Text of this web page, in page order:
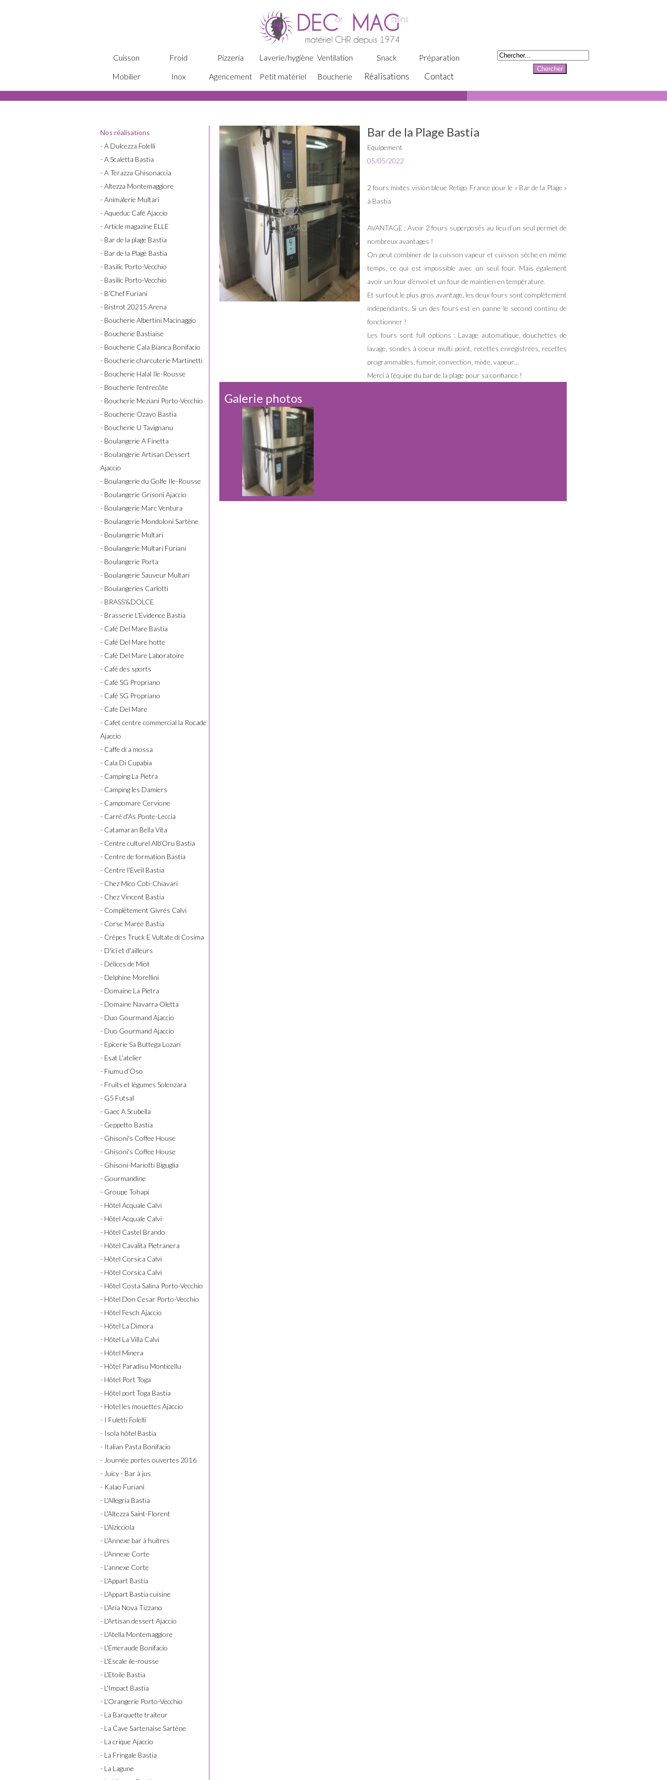
Cuisson Froid Pizzeria Laverie/hygiène Ventilation Snack
Préparation
Mobilier
Inox Agencement Petit matériel Boucherie Réalisations Contact
Nos réalisations
- A Dulcezza Folelli
- A Scaletta Bastia
- A Terazza Ghisonaccia
- Altezza Montemaggiore
- Animalerie Multari
- Aqueduc Café Ajaccio
- Article magazine ELLE
- Bar de la plage Bastia
- Bar de la Plage Bastia
- Basilic Porto-Vecchio
- Basilic Porto-Vecchio
- B’Chef Furiani
- Bistrot 20215 Arena
- Boucherie Albertini Macinaggio
- Boucherie Bastiaise
- Boucherie Cala Bianca Bonifacio
- Boucherie charcuterie Martinetti
- Boucherie Halal Ile-Rousse
- Boucherie l'entrecôte
- Boucherie Meziani Porto-Vecchio
- Boucherie Ozayo Bastia
- Boucherie U Tavignanu
- Boulangerie A Finetta
- Boulangerie Artisan Dessert
Ajaccio
- Boulangerie du Golfe Ile-Rousse
- Boulangerie Grisoni Ajaccio
- Boulangerie Marc Ventura
- Boulangerie Mondoloni Sartène
- Boulangerie Multari
- Boulangerie Multari Furiani
- Boulangerie Porta
- Boulangerie Sauveur Multari
- Boulangeries Carlotti
- BRASS'&DOLCE
- Brasserie L'Evidence Bastia
- Café Del Mare Bastia
- Café Del Mare hotte
- Café Del Mare Laboratoire
- Café des sports
- Café SG Propriano
- Café SG Propriano
- Cafe Del Mare
- Cafet centre commercial la Rocade
Ajaccio
- Caffe di a mossa
- Cala Di Cupabia
- Camping La Pietra
- Camping les Damiers
- Campomare Cervione
- Carré d'As Ponte-Leccia
- Catamaran Bella Vita
- Centre culturel Alb'Oru Bastia
- Centre de formation Bastia
- Centre l'Eveil Bastia
- Chez Mico Coti-Chiavari
- Chez Vincent Bastia
- Complètement Givrés Calvi
- Corse Marée Bastia
- Crêpes Truck E Vultate di Cosima
- D'ici et d'ailleurs
- Délices de Miot
- Delphine Morellini
- Domaine La Pietra
- Domaine Navarra Oletta
- Duo Gourmand Ajaccio
- Duo Gourmand Ajaccio
- Epicerie Sa Buttega Lozari
- Esat L'atelier
- Fiumu d’Oso
- Fruits et légumes Solenzara
- G5 Futsal
- Gaec A Scubella
- Geppetto Bastia
- Ghisoni's Coffee House
- Ghisoni's Coffee House
- Ghisoni-Mariotti Biguglia
- Gourmandine
- Groupe Tohapi
- Hôtel Acquale Calvi
- Hôtel Acquale Calvi
- Hôtel Castel Brando
- Hôtel Cavalita Pietranera
- Hôtel Corsica Calvi
- Hôtel Corsica Calvi
- Hôtel Costa Salina Porto-Vecchio
- Hôtel Don Cesar Porto-Vecchio
- Hôtel Fesch Ajaccio
- Hôtel La Dimora
- Hôtel La Villa Calvi
- Hôtel Minera
- Hôtel Paradisu Monticellu
- Hôtel Port Toga
- Hôtel port Toga Bastia
- Hotel les mouettes Ajaccio
- I Fuletti Folelli
- Isola hôtel Bastia
- Italian Pasta Bonifacio
- Journée portes ouvertes 2016
- Juicy - Bar à jus
- Kalao Furiani
- L'Allegria Bastia
- L'Altezza Saint-Florent
- L'Alzicciola
- L'Annexe bar à huitres
- L'Annexe Corte
- L'annexe Corte
- L'Appart Bastia
- L'Appart Bastia cuisine
- L'Aria Nova Tizzano
- L'Artisan dessert Ajaccio
- L'Atella Montemaggiore
- L'Emeraude Bonifacio
- L'Escale ile-rousse
- L'Etoile Bastia
- L'Impact Bastia
- L'Orangerie Porto-Vecchio
- La Barquette traiteur
- La Cave Sartenaise Sartène
- La crique Ajaccio
- La Fringale Bastia
- La Lagune
Bar de la Plage Bastia
Equipement
05/05/2022
2 fours mixtes vision bleue Retigo France pour le « Bar de la Plage »
à Bastia
AVANTAGE : Avoir 2 fours superposés au lieu d’un seul permet de
nombreux avantages !
On peut combiner de la cuisson vapeur et cuisson sèche en même
temps, ce qui est impossible avec un seul four. Mais également
avoir un four d’envoi et un four de maintien en température.
Et surtout le plus gros avantage, les deux fours sont complètement
indépendants. Si un des fours est en panne le second continu de
fonctionner !
Les fours sont full options : Lavage automatique, douchettes de
lavage, sondes à coeur multi point, recettes enregistrées, recettes
programmables, fumoir, convection, mixte, vapeur…
Merci à l’équipe du bar de la plage pour sa confiance !
Galerie photos